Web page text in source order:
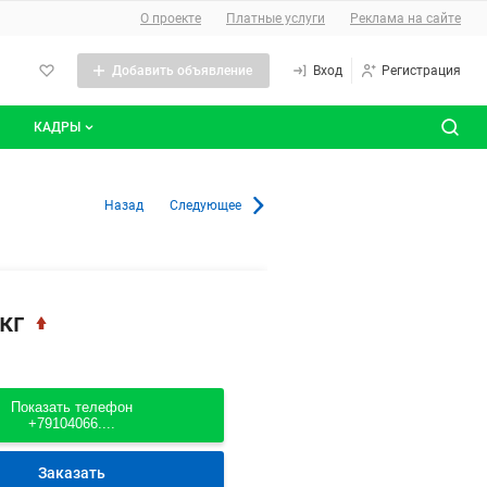
О сайте
О проекте Платные услуги Реклама на сайте
Добавить объявление Вход Регистрация
КАДРЫ
Назад Следующее
Показать телефон
+79104066....
Заказать